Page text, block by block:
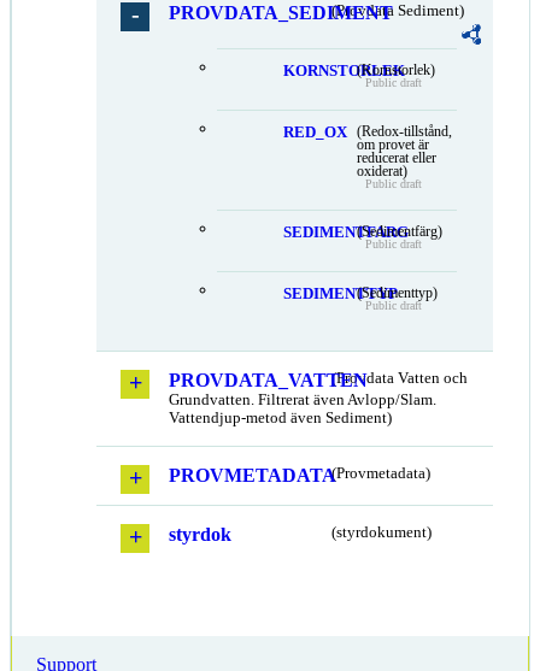
PROVDATA_SEDIMENT(Provdata Sediment)
KORNSTORLEK
(Kornstorlek)
Public draft
RED_OX
(Redox-tillstånd,
om provet är
reducerat eller
oxiderat)
Public draft
SEDIMENTFARG
(Sedimentfärg)
Public draft
SEDIMENTTYP(Sedimenttyp)
Public draft
PROVDATA_VATTEN(Provdata Vatten och
Grundvatten. Filtrerat även Avlopp/Slam.
Vattendjup-metod även Sediment)
PROVMETADATA(Provmetadata)
styrdok (styrdokument)
Support